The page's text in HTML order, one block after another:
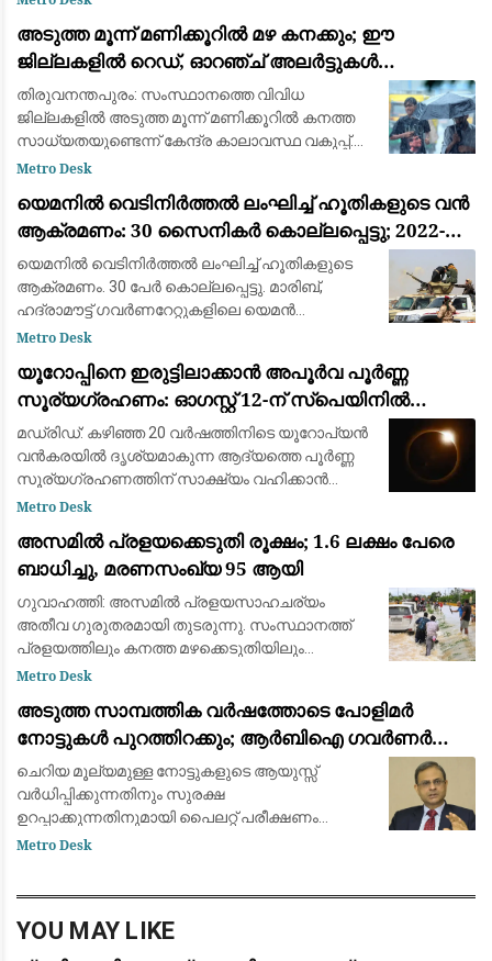
ചാമ്പ്യൻഷിപ്പ് കോൺഫറൻസിന്റെ ഉദ്ഘാടന
പ്രസംഗത്തില
അടുത്ത മൂന്ന് മണിക്കൂറിൽ മഴ കനക്കും; ഈ
ജില്ലകളിൽ റെഡ്, ഓറഞ്ച് അലർട്ടുകൾ
പ്രഖ്യാപിച്ചു
തിരുവനന്തപുരം: സംസ്ഥാനത്തെ വിവിധ
ജില്ലകളിൽ അടുത്ത മൂന്ന് മണിക്കൂറിൽ കനത്ത
സാധ്യതയുണ്ടെന്ന് കേന്ദ്ര കാലാവസ്ഥ വകുപ്പ്.
കോട്ടയം, ആലപ്പുഴ, എറണാകുളം, തൃശൂർ,
അടുത്ത മൂ
Metro Desk
യെമനിൽ വെടിനിർത്തൽ ലംഘിച്ച് ഹൂതികളുടെ വൻ
ആക്രമണം: 30 സൈനികർ കൊല്ലപ്പെട്ടു; 2022-ന്
ശേഷമുള്ള ഏറ്റവും വലിയ ഏറ്റുമുട്ടൽ
യെമനിൽ വെടിനിർത്തൽ ലംഘിച്ച് ഹൂതികളുടെ
ആക്രമണം. 30 പേർ കൊല്ലപ്പെട്ടു. മാരിബ്,
ഹദ്രാമൗട്ട് ഗവർണറേറ്റുകളിലെ യെമൻ
എമർജൻസി ഫോഴ്‌സ് ക്യാമ്പുകൾക്ക്
വലിയ ആക്രമണമാണിത്
Metro Desk
യൂറോപ്പിനെ ഇരുട്ടിലാക്കാൻ അപൂർവ പൂർണ്ണ
സൂര്യഗ്രഹണം: ഓഗസ്റ്റ് 12-ന് സ്പെയിനിൽ
പ്രകൃതിയുടെ വിസ്മയക്കാഴ്ച
മഡ്രിഡ്: കഴിഞ്ഞ 20 വർഷത്തിനിടെ യൂറോപ്യൻ
വൻകരയിൽ ദൃശ്യമാകുന്ന ആദ്യത്തെ പൂർണ്ണ
സൂര്യഗ്രഹണത്തിന് സാക്ഷ്യം വഹിക്കാൻ
ഒരുങ്ങി ശാസ്ത്രലോകവും ആകാശപ്രേമികളും.
മറയ്ക
Metro Desk
അസമിൽ പ്രളയക്കെടുതി രൂക്ഷം; 1.6 ലക്ഷം പേരെ
ബാധിച്ചു, മരണസംഖ്യ 95 ആയി
ഗുവാഹത്തി: അസമിൽ പ്രളയസാഹചര്യം
അതീവ ഗുരുതരമായി തുടരുന്നു. സംസ്ഥാനത്ത്
പ്രളയത്തിലും കനത്ത മഴക്കെടുതിയിലും
മരിച്ചവരുടെ എണ്ണം 95 ആയി ഉയർന്നു. 14
ആളുകളെയാണ് വെള്
Metro Desk
അടുത്ത സാമ്പത്തിക വർഷത്തോടെ പോളിമർ
നോട്ടുകൾ പുറത്തിറക്കും; ആർബിഐ ഗവർണർ
സഞ്ജയ് മൽഹോത്ര
ചെറിയ മൂല്യമുള്ള നോട്ടുകളുടെ ആയുസ്സ്
വർധിപ്പിക്കുന്നതിനും സുരക്ഷ
ഉറപ്പാക്കുന്നതിനുമായി പൈലറ്റ് പരീക്ഷണം
പുരോഗമിക്കുന്നു.
Metro Desk
YOU MAY LIKE